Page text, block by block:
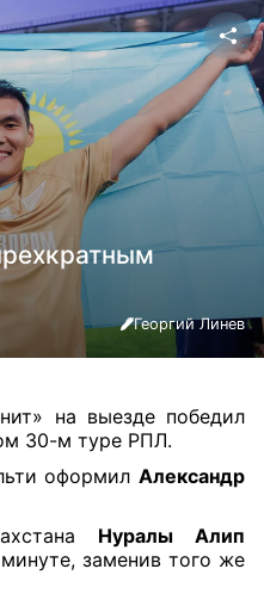
Георгий Линев
на выезде победил
30-м туре РПЛ.
оформил Александр
Нуралы Алип
заменив того же